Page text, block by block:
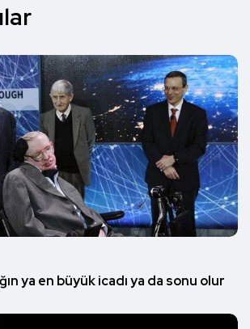
ya en büyük icadı ya da sonu olur